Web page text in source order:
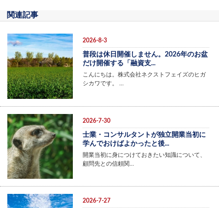
関連記事
2026-8-3
普段は休日開催しません。2026年のお盆
だけ開催する「融資支...
こんにちは。株式会社ネクストフェイズのヒガ
シカワです。 …
2026-7-30
士業・コンサルタントが独立開業当初に
学んでおけばよかったと後...
開業当初に身につけておきたい知識について、
顧問先との信頼関…
2026-7-27